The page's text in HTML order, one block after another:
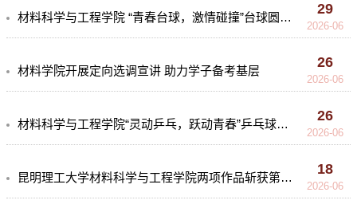
材料科学与工程学院 “青春台球，激情碰撞”台球圆满落幕
29
2026-06
材料学院开展定向选调宣讲 助力学子备考基层
26
2026-06
材料科学与工程学院“灵动乒乓，跃动青春”乒乓球比赛圆满落幕
26
2026-06
昆明理工大学材料科学与工程学院两项作品斩获第十二届"挑战杯"云南省大学生创业计划竞赛省赛特等奖
18
2026-06